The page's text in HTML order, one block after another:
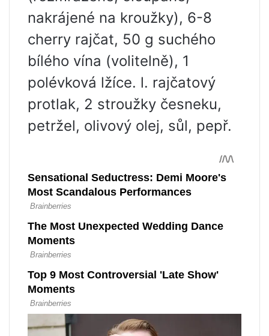
nakrájené na kroužky), 6-8
cherry rajčat, 50 g suchého
bílého vína (volitelně), 1
polévková lžíce. l. rajčatový
protlak, 2 stroužky česneku,
petržel, olivový olej, sůl, pepř.